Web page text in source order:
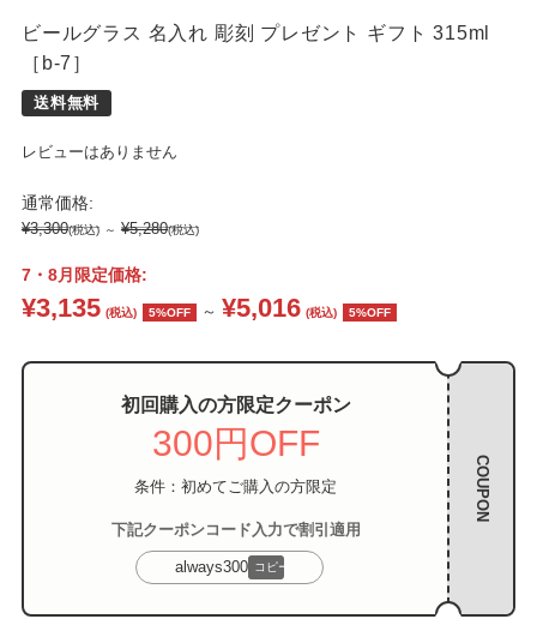
ビールグラス 名入れ 彫刻 プレゼント ギフト 315ml
［b-7］
レビューはありません
通常価格:
¥3,300(税込) ～ ¥5,280(税込)
7・8月限定価格:
¥3,135 (税込) 5%OFF ～ ¥5,016 (税込) 5%OFF
初回購入の方限定クーポン
300円OFF
条件：初めてご購入の方限定
下記クーポンコード入力で割引適用
always300 コピー
COUPON